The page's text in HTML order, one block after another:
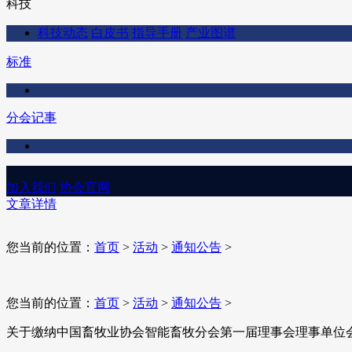
科技
科技动态 白皮书 指导手册 产业图谱
标准
分会记事
加入我们 协会官网
文章详情
您当前的位置： 首页 > 活动 > 通知公告 >
您当前的位置： 首页 > 活动 > 通知公告 >
关于缴纳中国畜牧业协会智能畜牧分会第一届理事会理事单位